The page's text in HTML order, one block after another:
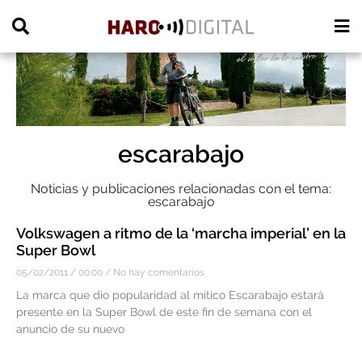
escarabajo
Noticias y publicaciones relacionadas con el tema:
escarabajo
Volkswagen a ritmo de la ‘marcha imperial’ en la
Super Bowl
05/02/2011 00:00 No hay comentarios
La marca que dio popularidad al mítico Escarabajo estará
presente en la Super Bowl de este fin de semana con el
anuncio de su nuevo